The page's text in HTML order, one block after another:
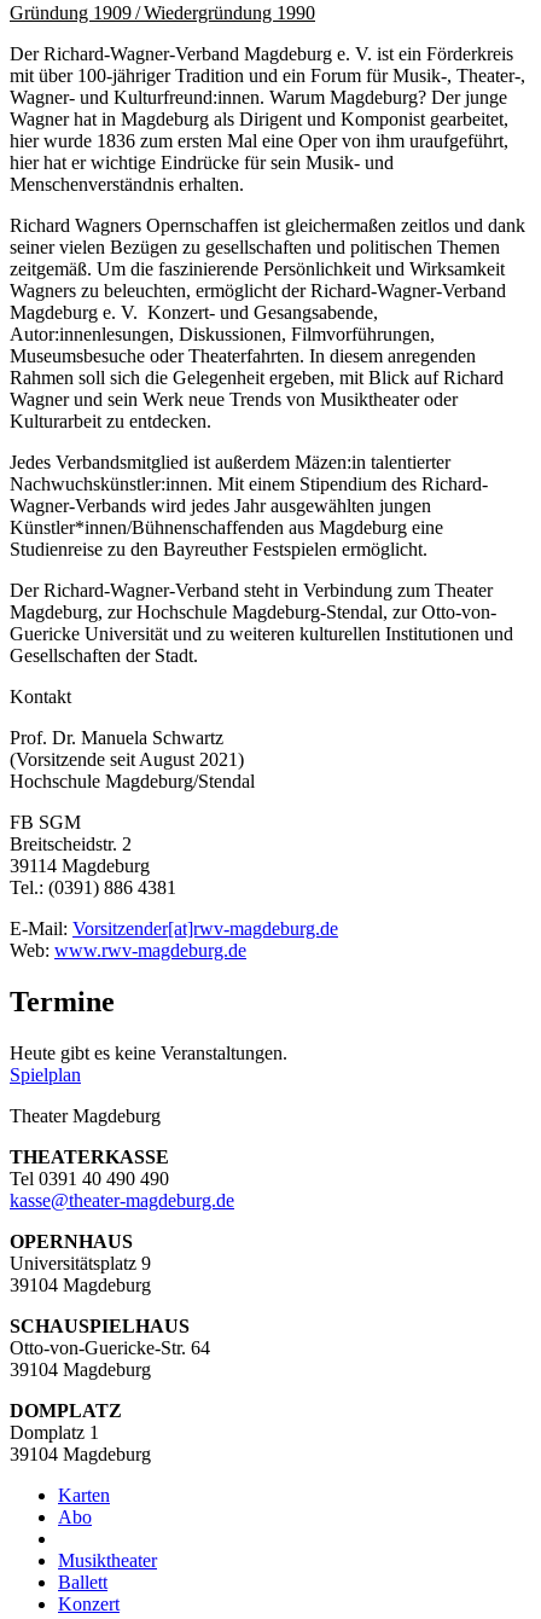
Gründung 1909 / Wiedergründung 1990
Der Richard-Wagner-Verband Magdeburg e. V. ist ein Förderkreis
mit über 100-jähriger Tradition und ein Forum für Musik-, Theater-,
Wagner- und Kulturfreund:innen. Warum Magdeburg? Der junge
Wagner hat in Magdeburg als Dirigent und Komponist gearbeitet,
hier wurde 1836 zum ersten Mal eine Oper von ihm uraufgeführt,
hier hat er wichtige Eindrücke für sein Musik- und
Menschenverständnis erhalten.
Richard Wagners Opernschaffen ist gleichermaßen zeitlos und dank
seiner vielen Bezügen zu gesellschaften und politischen Themen
zeitgemäß. Um die faszinierende Persönlichkeit und Wirksamkeit
Wagners zu beleuchten, ermöglicht der Richard-Wagner-Verband
Magdeburg e. V. Konzert- und Gesangsabende,
Autor:innenlesungen, Diskussionen, Filmvorführungen,
Museumsbesuche oder Theaterfahrten. In diesem anregenden
Rahmen soll sich die Gelegenheit ergeben, mit Blick auf Richard
Wagner und sein Werk neue Trends von Musiktheater oder
Kulturarbeit zu entdecken.
Jedes Verbandsmitglied ist außerdem Mäzen:in talentierter
Nachwuchskünstler:innen. Mit einem Stipendium des Richard-
Wagner-Verbands wird jedes Jahr ausgewählten jungen
Künstler*innen/Bühnenschaffenden aus Magdeburg eine
Studienreise zu den Bayreuther Festspielen ermöglicht.
Der Richard-Wagner-Verband steht in Verbindung zum Theater
Magdeburg, zur Hochschule Magdeburg-Stendal, zur Otto-von-
Guericke Universität und zu weiteren kulturellen Institutionen und
Gesellschaften der Stadt.
Kontakt
Prof. Dr. Manuela Schwartz
(Vorsitzende seit August 2021)
Hochschule Magdeburg/Stendal
FB SGM
Breitscheidstr. 2
39114 Magdeburg
Tel.: (0391) 886 4381
E-Mail: Vorsitzender[at]rwv-magdeburg.de
Web: www.rwv-magdeburg.de
Termine
Heute gibt es keine Veranstaltungen.
Spielplan
Theater Magdeburg
THEATERKASSE
Tel 0391 40 490 490
kasse@theater-magdeburg.de
OPERNHAUS
Universitätsplatz 9
39104 Magdeburg
SCHAUSPIELHAUS
Otto-von-Guericke-Str. 64
39104 Magdeburg
DOMPLATZ
Domplatz 1
39104 Magdeburg
Karten
Abo
Musiktheater
Ballett
Konzert